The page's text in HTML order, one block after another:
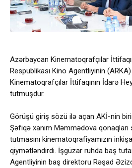
Azərbaycan Kinematoqrafçılar
Respublikası Kino Agentliyinin
Kinematoqrafçılar İttifaqının İdarə
tutmuşdur.
Görüşü giriş sözü ilə açan AKİ-nin
Şəfiqə xanım Məmmədova qonaqları
tutmasını kinematoqrafiyamızın
qiymətləndirdi. İşgüzar ruhda baş
Agentliyinin baş direktoru Rəşad